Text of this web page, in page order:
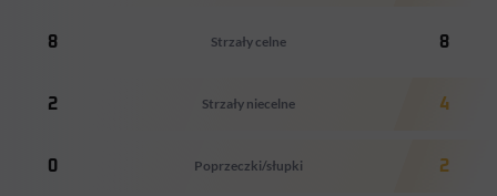
8 Strzały celne 8
2 Strzały niecelne 4
0 Poprzeczki/słupki 2